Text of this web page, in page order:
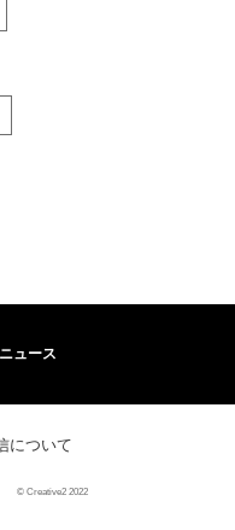
ュース
について
© Creative2 2022